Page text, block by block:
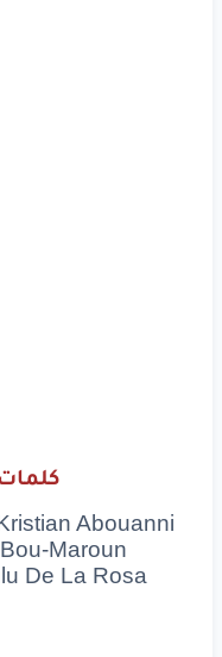
كلمات
Abouanni
Maroun
De La Rosa